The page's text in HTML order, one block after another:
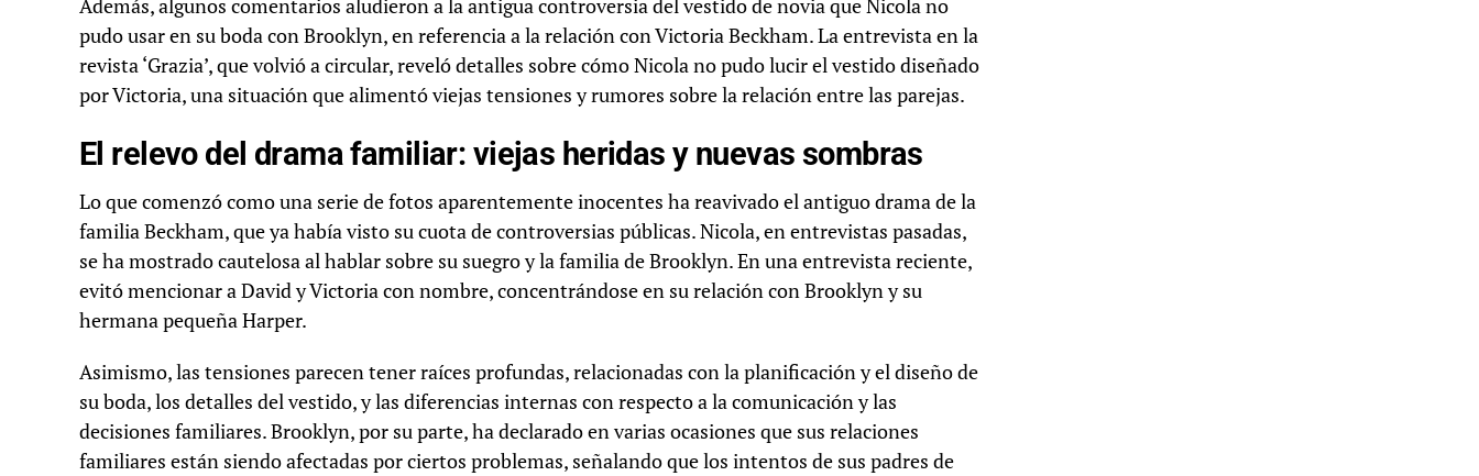
Además, algunos comentarios aludieron a la antigua controversia del vestido de novia que Nicola no
pudo usar en su boda con Brooklyn, en referencia a la relación con Victoria Beckham. La entrevista en la
revista ‘Grazia’, que volvió a circular, reveló detalles sobre cómo Nicola no pudo lucir el vestido diseñado
por Victoria, una situación que alimentó viejas tensiones y rumores sobre la relación entre las parejas.
El relevo del drama familiar: viejas heridas y nuevas sombras
Lo que comenzó como una serie de fotos aparentemente inocentes ha reavivado el antiguo drama de la
familia Beckham, que ya había visto su cuota de controversias públicas. Nicola, en entrevistas pasadas,
se ha mostrado cautelosa al hablar sobre su suegro y la familia de Brooklyn. En una entrevista reciente,
evitó mencionar a David y Victoria con nombre, concentrándose en su relación con Brooklyn y su
hermana pequeña Harper.
Asimismo, las tensiones parecen tener raíces profundas, relacionadas con la planificación y el diseño de
su boda, los detalles del vestido, y las diferencias internas con respecto a la comunicación y las
decisiones familiares. Brooklyn, por su parte, ha declarado en varias ocasiones que sus relaciones
familiares están siendo afectadas por ciertos problemas, señalando que los intentos de sus padres de